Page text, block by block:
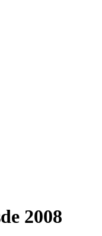
2008